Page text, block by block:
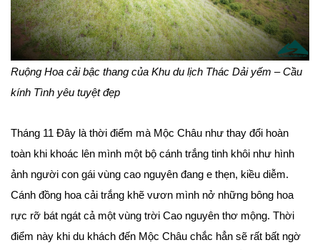
Ruộng Hoa cải bậc thang của Khu du lịch Thác Dải yếm – Cầu
kính Tình yêu tuyệt đẹp
Tháng 11 Đây là thời điểm mà Mộc Châu như thay đổi hoàn
toàn khi khoác lên mình một bộ cánh trắng tinh khôi như hình
ảnh người con gái vùng cao nguyên đang e thẹn, kiều diễm.
Cánh đồng hoa cải trắng khẽ vươn mình nở những bông hoa
rực rỡ bát ngát cả một vùng trời Cao nguyên thơ mộng. Thời
điểm này khi du khách đến Mộc Châu chắc hẳn sẽ rất bất ngờ